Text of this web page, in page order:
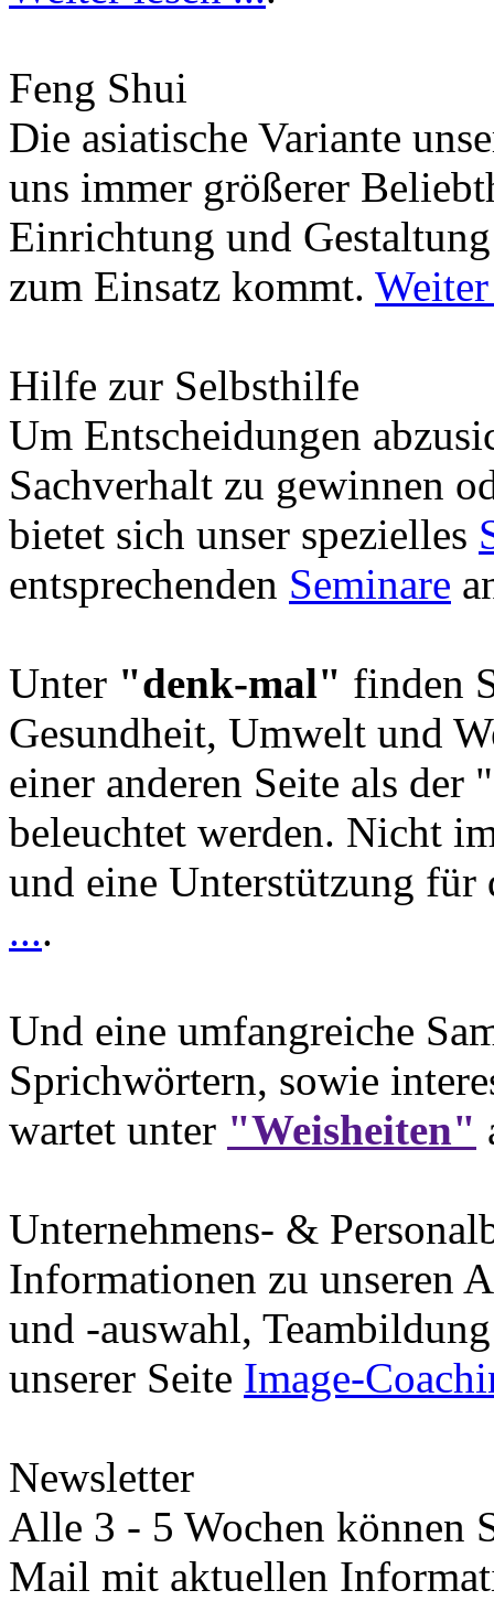
Feng Shui
Die asiatische Variante
uns immer größerer
Einrichtung und
zum Einsatz kommt.
Hilfe zur Selbsthilfe
Um Entscheidungen
Sachverhalt zu gewinnen
bietet sich unser spezielles
entsprechenden Seminare
Unter "denk-mal" finden
Gesundheit, Umwelt und
einer anderen Seite als
beleuchtet werden. Nicht
und eine Unterstützung
....
Und eine umfangreiche
Sprichwörtern, sowie
wartet unter "Weisheiten"
Unternehmens- &
Informationen zu unseren
und -auswahl,
unserer Seite Image-
Newsletter
Alle 3 - 5 Wochen können
Mail mit aktuellen